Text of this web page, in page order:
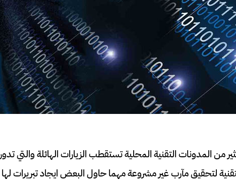
من المدونات التقنية المحلية تستقطب الزيارات الهائلة والتي تدور
لتحقيق مآرب غير مشروعة مهما حاول البعض ايجاد تبريرات لها